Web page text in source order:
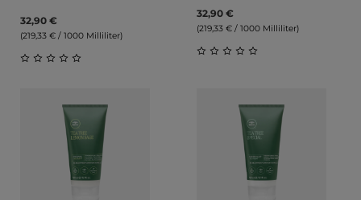
32,90 €
(219,33 € / 1000 Milliliter)
32,90 €
(219,33 € / 1000 Milliliter)